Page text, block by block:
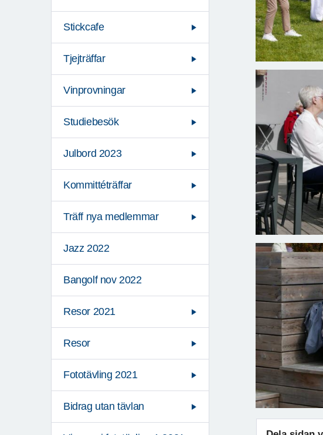
Stickcafe
Tjejträffar
Vinprovningar
Studiebesök
Julbord 2023
Kommittéträffar
Träff nya medlemmar
Jazz 2022
Bangolf nov 2022
Resor 2021
Resor
Fototävling 2021
Bidrag utan tävlan